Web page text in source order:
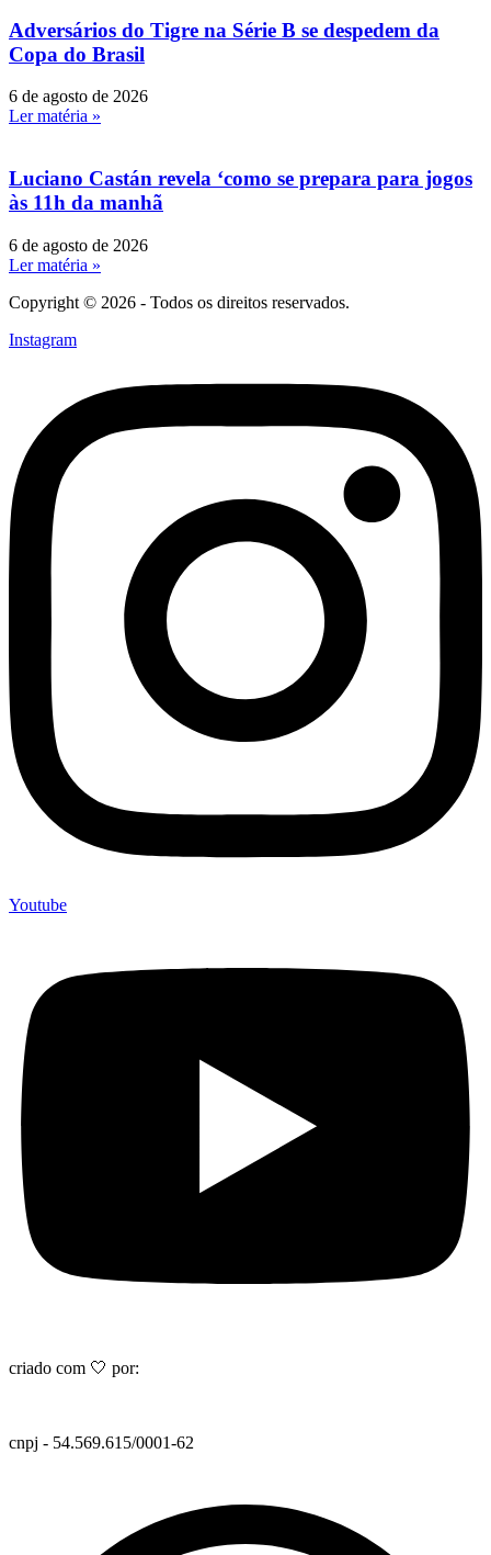
Adversários do Tigre na Série B se despedem da
Copa do Brasil
6 de agosto de 2026
Ler matéria »
Luciano Castán revela ‘como se prepara para jogos
às 11h da manhã
6 de agosto de 2026
Ler matéria »
Copyright © 2026 - Todos os direitos reservados.
Instagram
Youtube
criado com 🤍 por:
cnpj - 54.569.615/0001-62